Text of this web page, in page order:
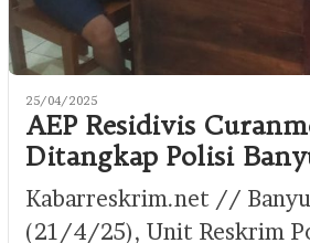
25/04/2025
AEP Residivis
Ditangkap Polisi
Kabarreskrim.net //
(21/4/25), Unit Reskrim